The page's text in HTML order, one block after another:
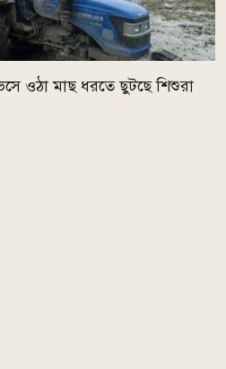
ওঠা মাছ ধরতে ছুটছে শিশুরা